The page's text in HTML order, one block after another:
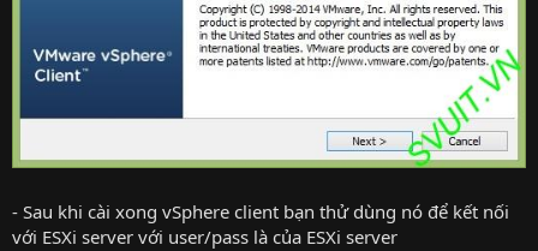
- Sau khi cài xong vSphere client bạn thử dùng nó để kết nối
với ESXi server với user/pass là của ESXi server